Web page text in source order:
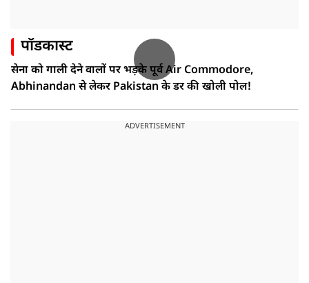
पॉडकास्ट
सेना को गाली देने वालों पर भड़के पूर्व Air Commodore,
Abhinandan से लेकर Pakistan के डर की खोली पोल!
ADVERTISEMENT